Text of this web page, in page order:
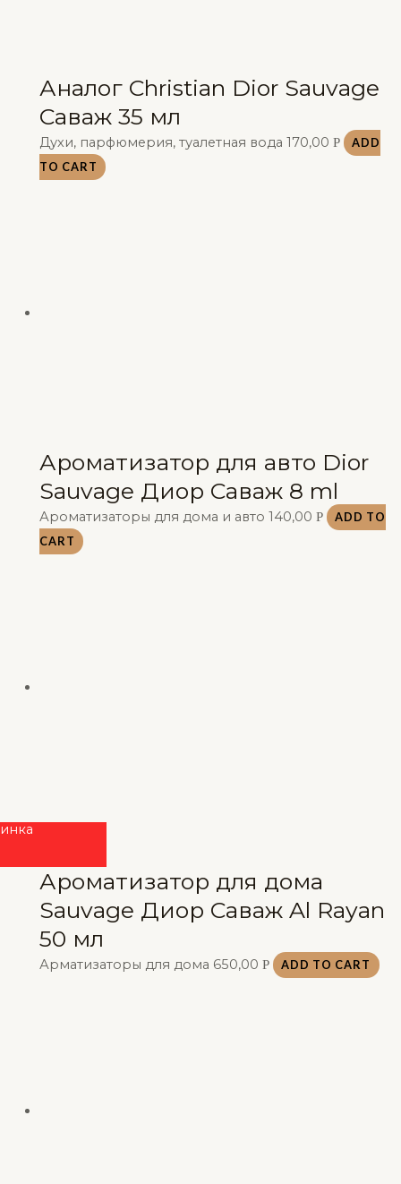
Аналог Christian Dior Sauvage
Саваж 35 мл
Духи, парфюмерия, туалетная вода 170,00 Р
ADD
TO CART
Ароматизатор для авто Dior
Sauvage Диор Саваж 8 ml
Ароматизаторы для дома и авто 140,00 Р
ADD TO
CART
Ароматизатор для дома
Sauvage Диор Саваж Al Rayan
50 мл
Арматизаторы для дома 650,00 Р ADD TO CART